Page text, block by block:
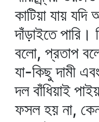
কাটিয়া যায় যদি
দাঁড়াইতে পারি।
বলো, প্রতাপ
যা-কিছু দামী
দল বাঁধিয়াই
ফসল হয় না,